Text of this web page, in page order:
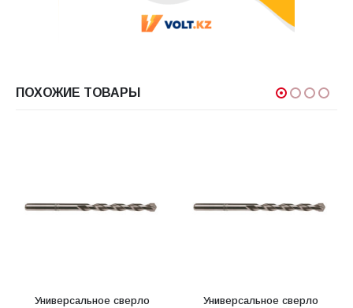
ПОХОЖИЕ ТОВАРЫ
Универсальное сверло
Универсальное сверло